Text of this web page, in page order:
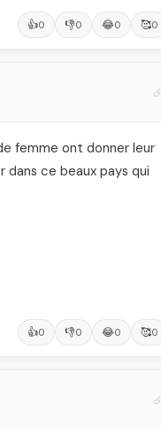
👍0 👎0 😂0 🥰0
femme ont donner leur
ce beaux pays qui
👍0 👎0 😂0 🥰0